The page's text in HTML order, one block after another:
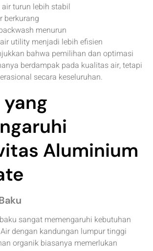
air turun lebih stabil
berkurang
menurun
utility menjadi lebih efisien
bahwa pemilihan dan optimasi
berdampak pada kualitas air, tetapi
secara keseluruhan.
Aluminium
sangat memengaruhi kebutuhan
dengan kandungan lumpur tinggi
organik biasanya memerlukan